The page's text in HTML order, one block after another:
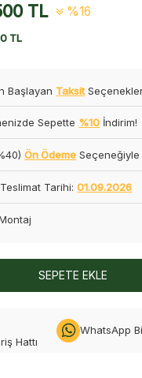
TL %16
TL
Başlayan Taksit
Sepette %10 İndirim!
Ön Ödeme Seçeneğiyle
Tarihi:01.09.2026
SEPETE EKLE
Hattı
WhatsApp